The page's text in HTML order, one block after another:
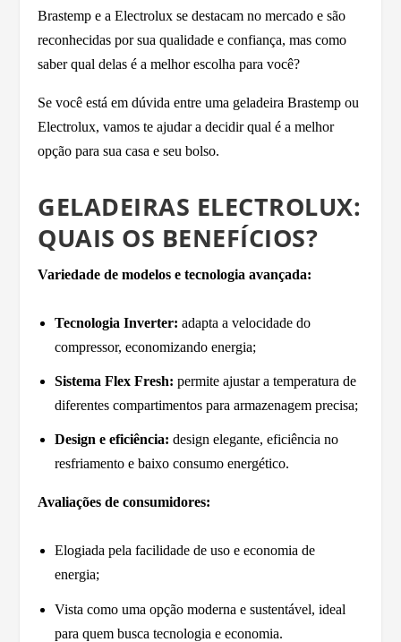
Brastemp e a Electrolux se destacam no mercado e são
reconhecidas por sua qualidade e confiança, mas como
saber qual delas é a melhor escolha para você?
Se você está em dúvida entre uma geladeira Brastemp ou
Electrolux, vamos te ajudar a decidir qual é a melhor
opção para sua casa e seu bolso.
GELADEIRAS ELECTROLUX:
QUAIS OS BENEFÍCIOS?
Variedade de modelos e tecnologia avançada:
Tecnologia Inverter: adapta a velocidade do
compressor, economizando energia;
Sistema Flex Fresh: permite ajustar a temperatura de
diferentes compartimentos para armazenagem precisa;
Design e eficiência: design elegante, eficiência no
resfriamento e baixo consumo energético.
Avaliações de consumidores:
Elogiada pela facilidade de uso e economia de
energia;
Vista como uma opção moderna e sustentável, ideal
para quem busca tecnologia e economia.